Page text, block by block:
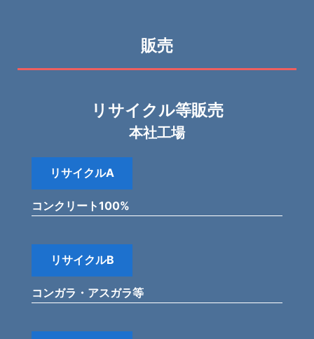
販売
リサイクル等販売
本社工場
リサイクルA
コンクリート100%
リサイクルB
コンガラ・アスガラ等